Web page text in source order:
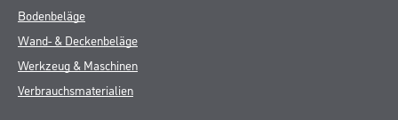
Bodenbeläge
Wand- & Deckenbeläge
Werkzeug & Maschinen
Verbrauchsmaterialien